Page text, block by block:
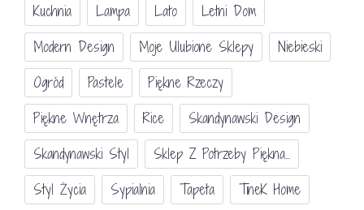
Kuchnia
Lampa Lato
Letni Dom
Modern Design
Moje Ulubione Sklepy
Niebieski
Ogród
Pastele
Piękne Rzeczy
Piękne Wnętrza
Rice
Skandynawski Design
Skandynawski Styl
Sklep Z Potrzeby Piękna...
Styl Życia
Sypialnia Tapeta
TineK Home